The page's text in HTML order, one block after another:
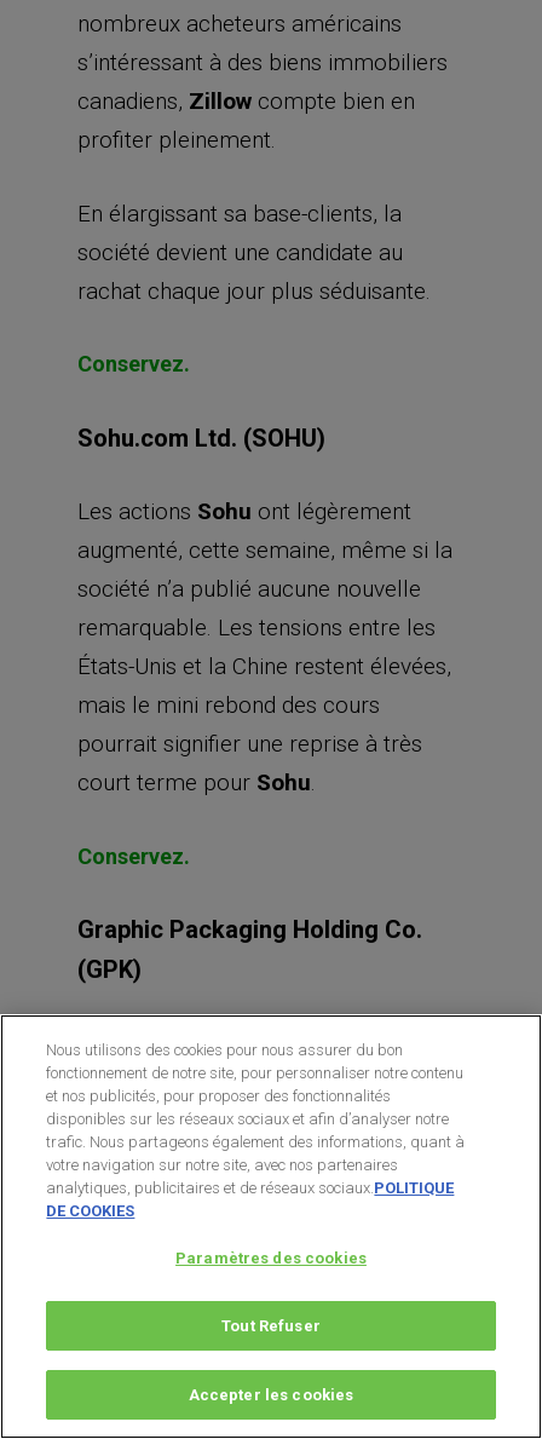
nombreux acheteurs américains
s’intéressant à des biens immobiliers
canadiens, Zillow compte bien en
profiter pleinement.
En élargissant sa base-clients, la
société devient une candidate au
rachat chaque jour plus séduisante.
Conservez.
Sohu.com Ltd. (SOHU)
Les actions Sohu ont légèrement
augmenté, cette semaine, même si la
société n’a publié aucune nouvelle
remarquable. Les tensions entre les
États-Unis et la Chine restent élevées,
mais le mini rebond des cours
pourrait signifier une reprise à très
court terme pour Sohu.
Conservez.
Graphic Packaging Holding Co.
(GPK)
GPKa publié des résultats
prometteurs et mis l’accent sur ses
nouveaux produits plus respectueux
de l’environnement. Comme je l’ai déjà
dit, je pense que les produits
toute façon, ce qui pourrait attirer un
acquéreur potentiel.
Mais il va falloir agir vite car je pense
que l’action va rebondir rapidement.
Nous utilisons des cookies pour nous assurer du bon
fonctionnement de notre site, pour personnaliser notre contenu
et nos publicités, pour proposer des fonctionnalités
disponibles sur les réseaux sociaux et afin d’analyser notre
trafic. Nous partageons également des informations, quant à
votre navigation sur notre site, avec nos partenaires
analytiques, publicitaires et de réseaux sociaux.POLITIQUE
DE COOKIES
Paramètres des cookies
Tout Refuser
Accepter les cookies